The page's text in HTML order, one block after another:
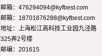
邮箱：476294094@kyfbest.com
邮箱：18701876288@kyfbest.com
地址：上海松江高科技工业园九泾路
325弄2号楼
邮编：201615